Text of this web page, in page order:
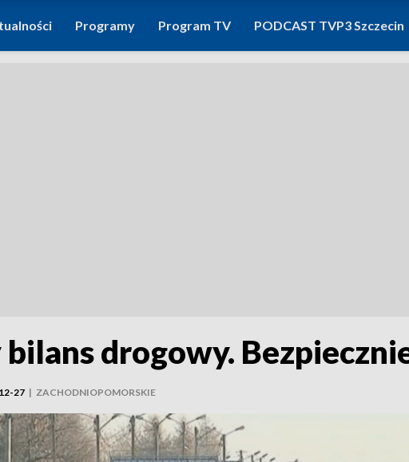
Programy Program TV PODCAST TVP3 Szczecin
drogowy.
27 | ZACHODNIOPOMORSKIE